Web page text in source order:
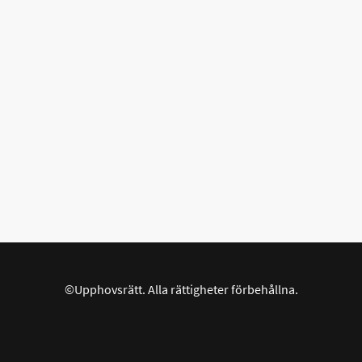
©Upphovsrätt. Alla rättigheter förbehållna.